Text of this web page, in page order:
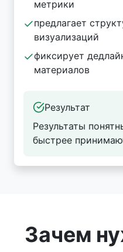
метрики
предлагает
визуализаций
фиксирует
материалов
Результат
Результаты
быстрее
Зачем